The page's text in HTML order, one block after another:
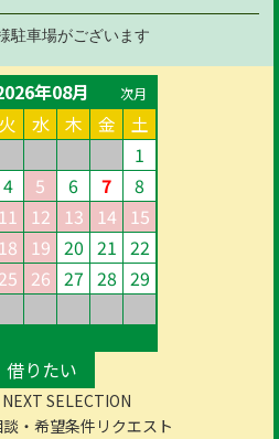
駐車場がございます
借りたい
SELECTION
・希望条件リクエスト
年08月 次月
火 水 木 金
土
1
4 5 6 7
8
11 12 13 14 15
18 19 20 21 22
25 26 27 28 29